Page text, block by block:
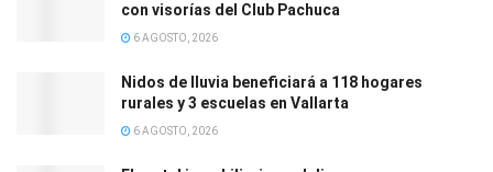
con visorías del Club Pachuca
6 AGOSTO, 2026
Nidos de lluvia beneficiará a 118 hogares
rurales y 3 escuelas en Vallarta
6 AGOSTO, 2026